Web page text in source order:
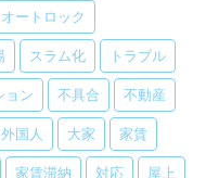
オートロック
スラム化 トラブル
ョン 不具合 不動産
外国人 大家 家賃
家賃滞納 対応 屋上